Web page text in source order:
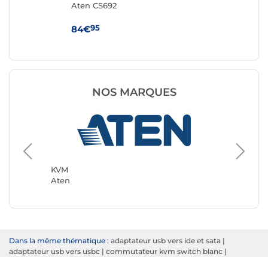
Aten CS692
84€95
NOS MARQUES
KVM
Aten
KVM
Dans la même thématique : adaptateur usb vers ide et sata |
adaptateur usb vers usbc | commutateur kvm switch blanc |